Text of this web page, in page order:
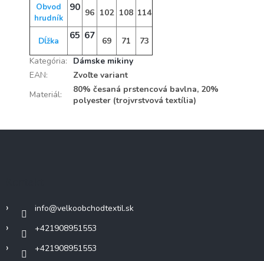
Obvod
hrudník
90 96 102 108 114
Dĺžka 65 67 69 71 73
Kategória:
Dámske mikiny
EAN:
Zvoľte variant
Materiál:
80% česaná prstencová bavlna, 20%
polyester (trojvrstvová textília)
info@velkoobchodtextil.sk
+421908951553
+421908951553